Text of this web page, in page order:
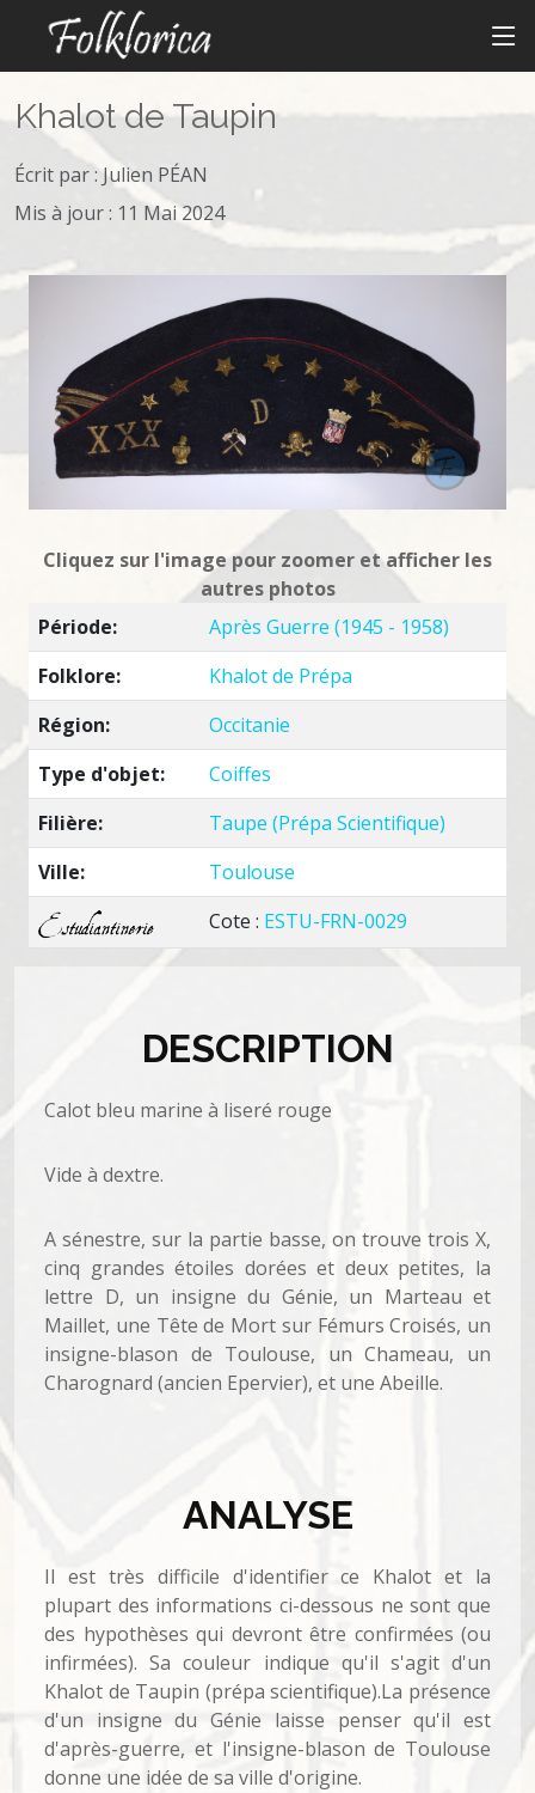
Khalot de Taupin
Écrit par :Julien PÉAN
Mis à jour : 11 Mai 2024
Cliquez sur l'image pour zoomer et afficher les
autres photos
Période:
Après Guerre (1945 - 1958)
Folklore:
Khalot de Prépa
Région:
Occitanie
Type d'objet:
Coiffes
Filière:
Taupe (Prépa Scientifique)
Ville:
Toulouse
Cote : ESTU-FRN-0029
DESCRIPTION
Calot bleu marine à liseré rouge
Vide à dextre.
A sénestre, sur la partie basse, on trouve trois X,
cinq grandes étoiles dorées et deux petites, la
lettre D, un insigne du Génie, un Marteau et
Maillet, une Tête de Mort sur Fémurs Croisés, un
insigne-blason de Toulouse, un Chameau, un
Charognard (ancien Epervier), et une Abeille.
ANALYSE
Il est très difficile d'identifier ce Khalot et la
plupart des informations ci-dessous ne sont que
des hypothèses qui devront être confirmées (ou
infirmées). Sa couleur indique qu'il s'agit d'un
Khalot de Taupin (prépa scientifique).La présence
d'un insigne du Génie laisse penser qu'il est
d'après-guerre, et l'insigne-blason de Toulouse
donne une idée de sa ville d'origine.